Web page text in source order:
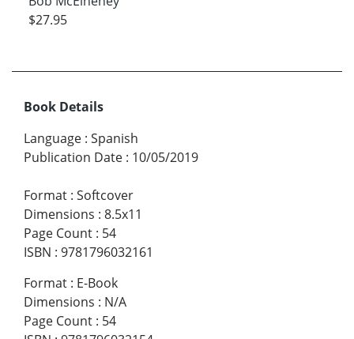
$27.95
Book Details
Language : Spanish
Publication Date : 10/05/2019
Format : Softcover
Dimensions : 8.5x11
Page Count : 54
ISBN : 9781796032161
Format : E-Book
Dimensions : N/A
Page Count : 54